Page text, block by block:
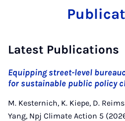
Latest Publications
Equipping street-level
for sustainable public policy
M. Kesternich, K. Kiepe, D.
Yang, Npj Climate Action 5